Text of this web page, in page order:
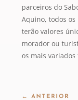
parceiros do
Aquino, todos
terão valores
morador ou
os mais
← ANTERIOR